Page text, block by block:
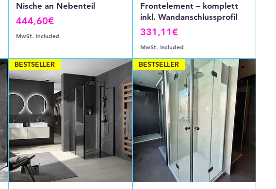
Nische an Nebenteil
Price
444,60€
MwSt. Included
Frontelement – komplett
inkl. Wandanschlussprofil
Price
331,11€
MwSt. Included
BESTSELLER BESTSELLER